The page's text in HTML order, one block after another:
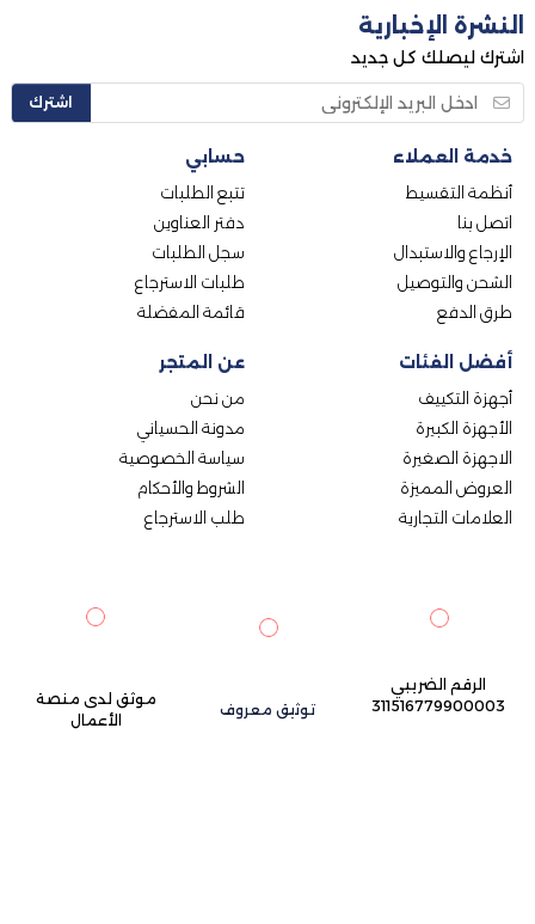
النشرة الإخبارية
اشترك ليصلك كل جديد
اشترك
عن المتجر
من نحن
مدونة الحسياني
سياسة الخصوصية
الشروط والأحكام
طلب الاسترجاع
خدمة العملاء
أنظمة التقسيط
اتصل بنا
الإرجاع والاستبدال
الشحن والتوصيل
طرق الدفع
حسابي
تتبع الطلبات
دفتر العناوين
سجل الطلبات
طلبات الاسترجاع
قائمة المفضلة
أفضل الفئات
أجهزة التكييف
الأجهزة الكبيرة
الاجهزة الصغيرة
العروض المميزة
العلامات التجارية
الرقم الضريبي
311516779900003
توثيق معروف
موثق لدى منصة
الأعمال